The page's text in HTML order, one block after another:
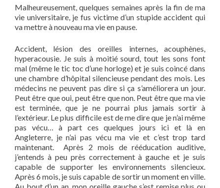
Malheureusement, quelques semaines après la fin de ma
vie universitaire, je fus victime d’un stupide accident qui
va mettre à nouveau ma vie en pause.
Accident, lésion des oreilles internes, acouphènes,
hyperacousie. Je suis à moitié sourd, tout les sons font
mal (même le tic toc d’une horloge) et je suis coincé dans
une chambre d’hôpital silencieuse pendant des mois. Les
médecins ne peuvent pas dire si ça s’améliorera un jour.
Peut être que oui, peut être que non. Peut être que ma vie
est terminée, que je ne pourrai plus jamais sortir à
l’extérieur. Le plus difficile est de me dire que je n’ai même
pas vécu… à part ces quelques jours ici et là en
Angleterre, je n’ai pas vécu ma vie et c’est trop tard
maintenant. Après 2 mois de rééducation auditive,
j’entends à peu près correctement à gauche et je suis
capable de supporter les environnements silencieux.
Après 6 mois, je suis capable de sortir un moment en ville.